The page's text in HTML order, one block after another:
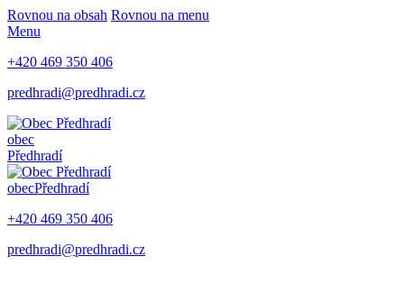
Rovnou na obsah Rovnou na menu
Menu
+420 469 350 406
predhradi@predhradi.cz
obec
Předhradí
obecPředhradí
+420 469 350 406
predhradi@predhradi.cz